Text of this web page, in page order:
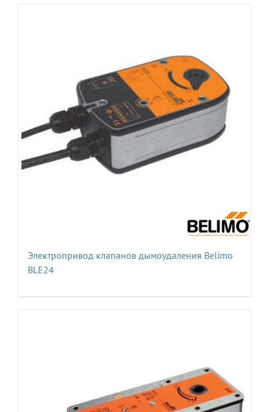
Электропривод клапанов дымоудаления Belimo
BLE24